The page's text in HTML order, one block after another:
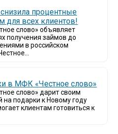
процентные
для всех клиентов!
слово» объявляет
получения займов до
в российском
в МФК «Честное слово»
слово» дарит своим
на подарки к Новому году
клиентам готовиться к